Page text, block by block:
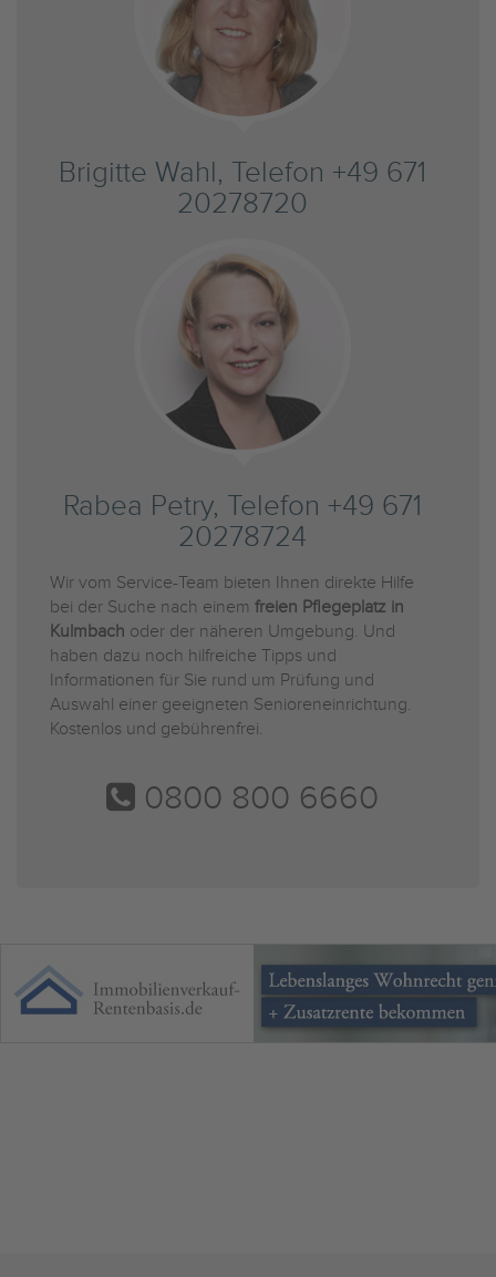
Brigitte Wahl, Telefon +49 671
20278720
Rabea Petry, Telefon +49 671
20278724
Wir vom Service-Team bieten Ihnen direkte Hilfe
bei der Suche nach einem freien Pflegeplatz in
Kulmbach oder der näheren Umgebung. Und
haben dazu noch hilfreiche Tipps und
Informationen für Sie rund um Prüfung und
Auswahl einer geeigneten Senioreneinrichtung.
Kostenlos und gebührenfrei.
0800 800 6660